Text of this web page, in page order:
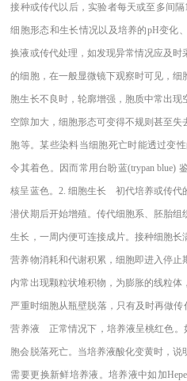
接种或传代以后，实验者每天或至多间
细胞形态和生长情况以及培养的pH变化
换液或传代处理，如发现异常情况应及
的细胞，在一般显微镜下观察时可见，
胞生长不良时，轮廓增强，胞质中常出
空隙加大，细胞形态可变得不规则甚至
胞等。某些染料当细胞死亡时能透过变
令其着色。因而常用台盼蓝(trypan blue)
核呈蓝色。2. 细胞生长 初代培养或传代
潜伏期后开始增殖。传代细胞系、胚胎
生长，一周内便可连接成片。接种细胞
营养物消耗和代谢积累，细胞即进入停
内常出现颗粒状堆积物，为膨胀的线粒体
严重时细胞从瓶壁脱落，只有及时再做
营养液 正常情况下，培养液呈桃红色。
胞会脱落死亡。当培养液酸化变黄时，说
需要更换新鲜培养液。培养液中如加